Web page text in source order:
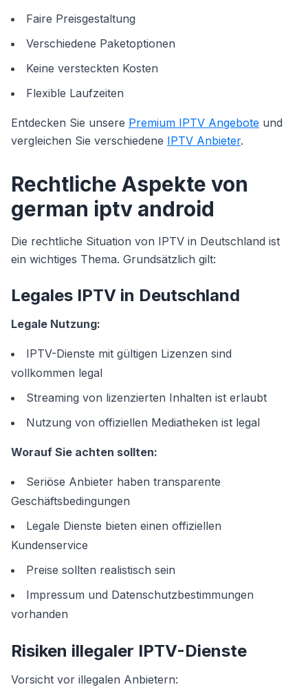
Faire Preisgestaltung
Verschiedene Paketoptionen
Keine versteckten Kosten
Flexible Laufzeiten
Entdecken Sie unsere Premium IPTV Angebote und
vergleichen Sie verschiedene IPTV Anbieter.
Rechtliche Aspekte von
german iptv android
Die rechtliche Situation von IPTV in Deutschland ist
ein wichtiges Thema. Grundsätzlich gilt:
Legales IPTV in Deutschland
Legale Nutzung:
IPTV-Dienste mit gültigen Lizenzen sind
vollkommen legal
Streaming von lizenzierten Inhalten ist erlaubt
Nutzung von offiziellen Mediatheken ist legal
Worauf Sie achten sollten:
Seriöse Anbieter haben transparente
Geschäftsbedingungen
Legale Dienste bieten einen offiziellen
Kundenservice
Preise sollten realistisch sein
Impressum und Datenschutzbestimmungen
vorhanden
Risiken illegaler IPTV-Dienste
Vorsicht vor illegalen Anbietern: